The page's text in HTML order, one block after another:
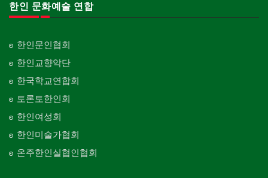
한인 문화예술 연합
한인문인협회
한인교향악단
한국학교연합회
토론토한인회
한인여성회
한인미술가협회
온주한인실협인협회